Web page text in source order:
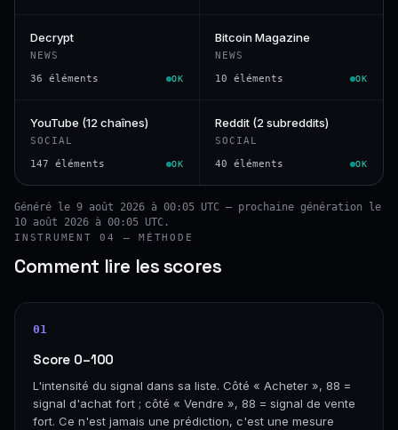
Decrypt
NEWS
36 éléments OK
Bitcoin Magazine
NEWS
10 éléments OK
YouTube (12 chaînes)
SOCIAL
147 éléments OK
Reddit (2 subreddits)
SOCIAL
40 éléments OK
Généré le 9 août 2026 à 00:05 UTC — prochaine génération le
10 août 2026 à 00:05 UTC.
INSTRUMENT 04 — MÉTHODE
Comment lire les scores
01
Score 0–100
L'intensité du signal dans sa liste. Côté « Acheter », 88 =
signal d'achat fort ; côté « Vendre », 88 = signal de vente
fort. Ce n'est jamais une prédiction, c'est une mesure